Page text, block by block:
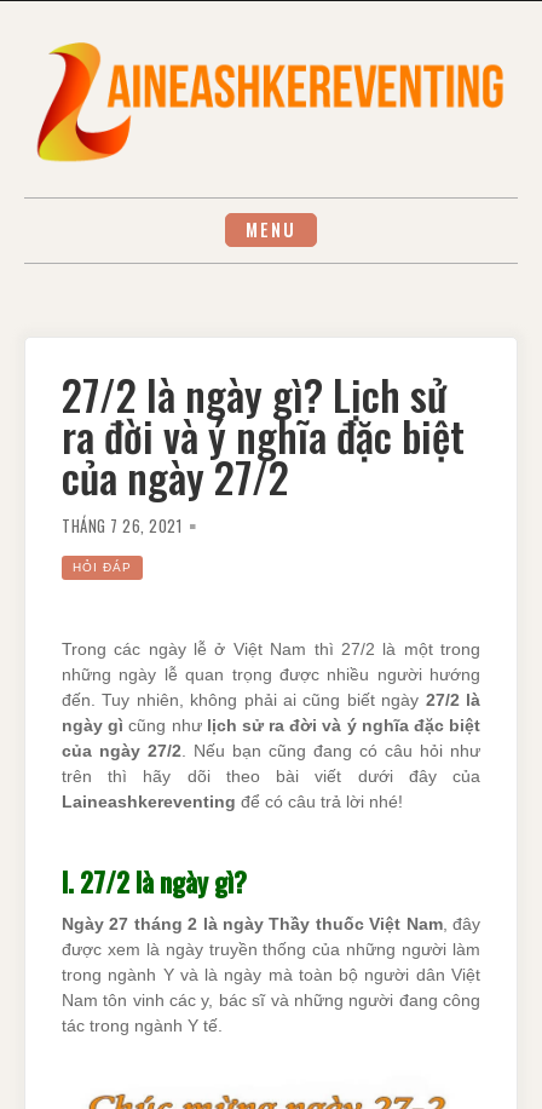
MENU
27/2 là ngày gì? Lịch sử
ra đời và ý nghĩa đặc biệt
của ngày 27/2
THÁNG 7 26, 2021
HỎI ĐÁP
Trong các ngày lễ ở Việt Nam thì 27/2 là một trong
những ngày lễ quan trọng được nhiều người hướng
đến. Tuy nhiên, không phải ai cũng biết ngày 27/2 là
ngày gì cũng như lịch sử ra đời và ý nghĩa đặc biệt
của ngày 27/2. Nếu bạn cũng đang có câu hỏi như
trên thì hãy dõi theo bài viết dưới đây của
Laineashkereventing để có câu trả lời nhé!
I. 27/2 là ngày gì?
Ngày 27 tháng 2 là ngày Thầy thuốc Việt Nam, đây
được xem là ngày truyền thống của những người làm
trong ngành Y và là ngày mà toàn bộ người dân Việt
Nam tôn vinh các y, bác sĩ và những người đang công
tác trong ngành Y tế.